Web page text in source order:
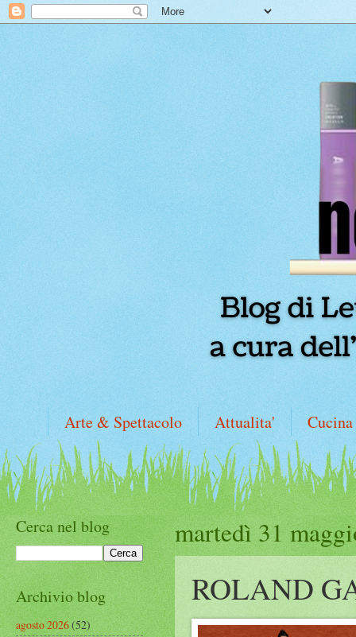
Arte & Spettacolo Attualita' Cucina
martedì 31
ROLAND
Cerca nel blog
Archivio blog
agosto 2026(52)